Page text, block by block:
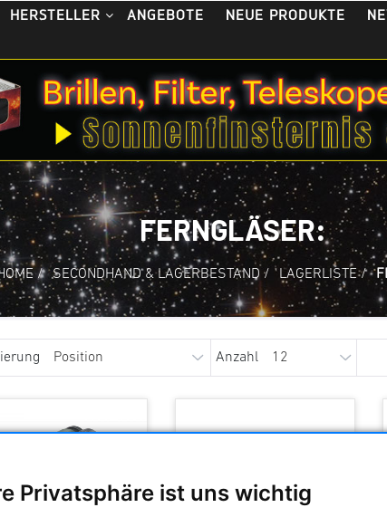
Privatsphäre ist uns wichtig
HERSTELLER ANGEBOTE NEUE PRODUKTE
FERNGLÄSER:
/ SECONDHAND & LAGERBESTAND / LAGERLISTE /
Anzahl